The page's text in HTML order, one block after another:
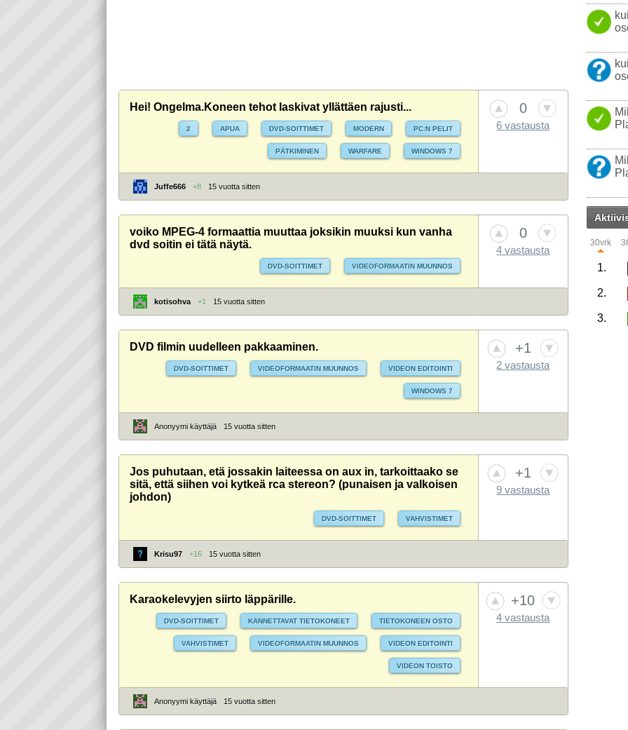
Hei! Ongelma.Koneen tehot laskivat yllättäen rajusti...
2 APUA DVD-SOITTIMET MODERN PC:N PELIT
PÄTKIMINEN WARFARE WINDOWS 7
0
6 vastausta
Juffe666 +8 15 vuotta sitten
voiko MPEG-4 formaattia muuttaa joksikin muuksi kun vanha
dvd soitin ei tätä näytä.
DVD-SOITTIMET VIDEOFORMAATIN MUUNNOS
0
4 vastausta
kotisohva +1 15 vuotta sitten
DVD filmin uudelleen pakkaaminen.
DVD-SOITTIMET VIDEOFORMAATIN MUUNNOS VIDEON EDITOINTI
WINDOWS 7
+1
2 vastausta
Anonyymi käyttäjä 15 vuotta sitten
Jos puhutaan, etä jossakin laiteessa on aux in, tarkoittaako se
sitä, että siihen voi kytkeä rca stereon? (punaisen ja valkoisen
johdon)
DVD-SOITTIMET VAHVISTIMET
+1
9 vastausta
Krisu97 +16 15 vuotta sitten
Karaokelevyjen siirto läppärille.
DVD-SOITTIMET KANNETTAVAT TIETOKONEET TIETOKONEEN OSTO
VAHVISTIMET VIDEOFORMAATIN MUUNNOS VIDEON EDITOINTI
VIDEON TOISTO
+10
4 vastausta
Anonyymi käyttäjä 15 vuotta sitten
30vrk
1.
2.
3.